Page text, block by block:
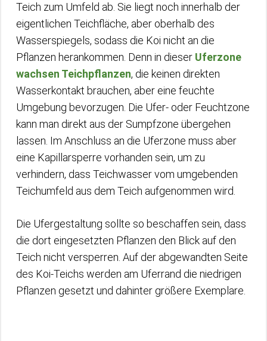
Teich zum Umfeld ab. Sie liegt noch innerhalb der
eigentlichen Teichfläche, aber oberhalb des
Wasserspiegels, sodass die Koi nicht an die
Pflanzen herankommen. Denn in dieser Uferzone
wachsen Teichpflanzen, die keinen direkten
Wasserkontakt brauchen, aber eine feuchte
Umgebung bevorzugen. Die Ufer- oder Feuchtzone
kann man direkt aus der Sumpfzone übergehen
lassen. Im Anschluss an die Uferzone muss aber
eine Kapillarsperre vorhanden sein, um zu
verhindern, dass Teichwasser vom umgebenden
Teichumfeld aus dem Teich aufgenommen wird.
Die Ufergestaltung sollte so beschaffen sein, dass
die dort eingesetzten Pflanzen den Blick auf den
Teich nicht versperren. Auf der abgewandten Seite
des Koi-Teichs werden am Uferrand die niedrigen
Pflanzen gesetzt und dahinter größere Exemplare.